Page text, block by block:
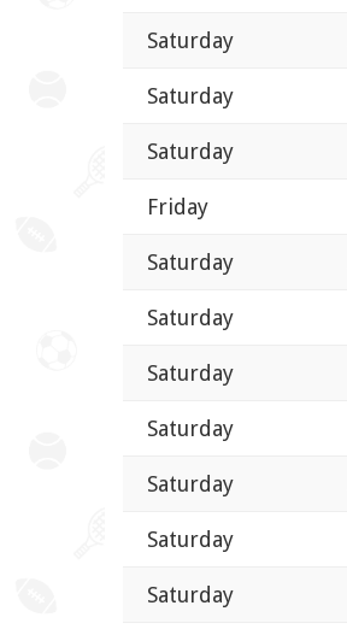
Saturday
Saturday
Saturday
Friday
Saturday
Saturday
Saturday
Saturday
Saturday
Saturday
Saturday